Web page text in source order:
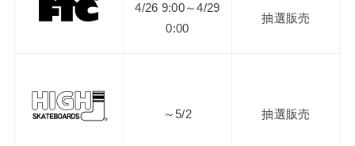
4/26 9:00～4/29
0:00
抽選販売
～5/2 抽選販売